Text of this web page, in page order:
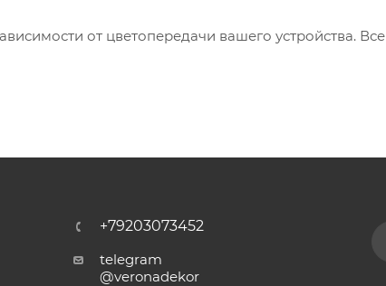
от цветопередачи вашего устройства. Все
+79203073452
telegram
@veronadekor